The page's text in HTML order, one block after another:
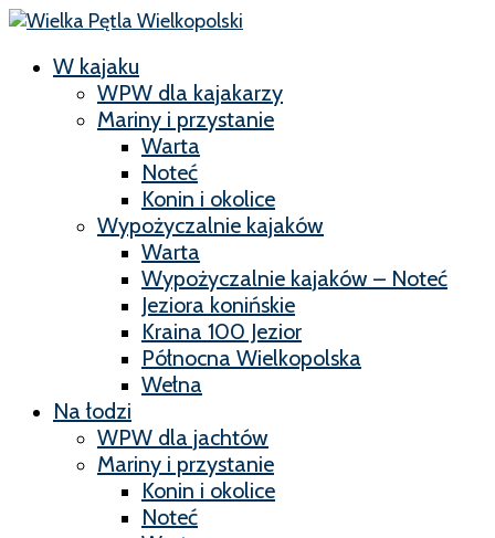
W kajaku
WPW dla kajakarzy
Mariny i przystanie
Warta
Noteć
Konin i okolice
Wypożyczalnie kajaków
Warta
Wypożyczalnie kajaków – Noteć
Jeziora konińskie
Kraina 100 Jezior
Północna Wielkopolska
Wełna
Na łodzi
WPW dla jachtów
Mariny i przystanie
Konin i okolice
Noteć